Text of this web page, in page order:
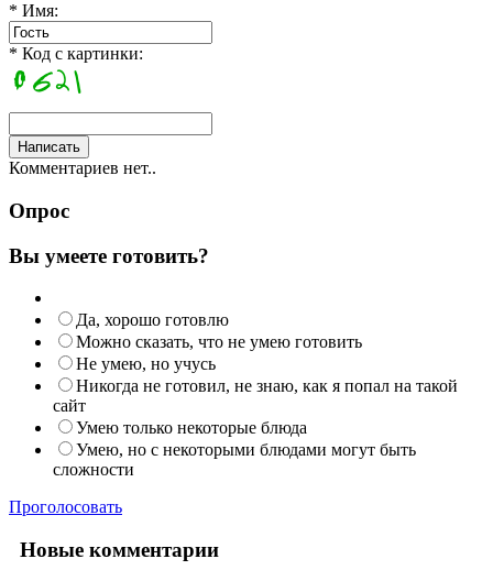
* Имя:
* Код с картинки:
Комментариев нет..
Опрос
Вы умеете готовить?
Да, хорошо готовлю
Можно сказать, что не умею готовить
Не умею, но учусь
Никогда не готовил, не знаю, как я попал на такой
сайт
Умею только некоторые блюда
Умею, но с некоторыми блюдами могут быть
сложности
Проголосовать
Новые комментарии